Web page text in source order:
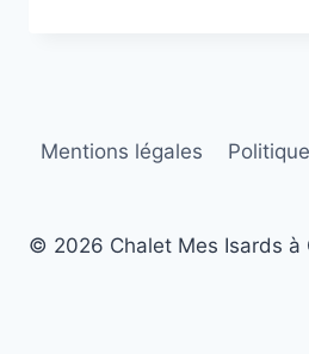
Mentions légales
© 2026 Chalet Mes Isards à